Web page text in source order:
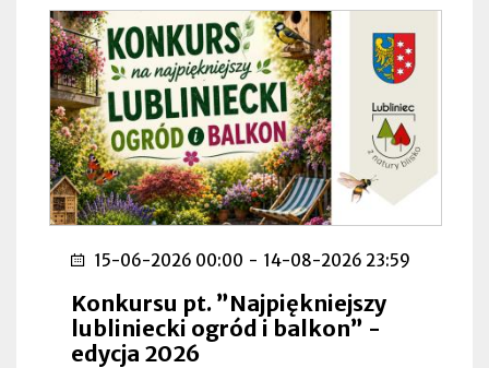
15-06-2026 00:00 - 14-08-2026 23:59
Konkursu pt. ”Najpiękniejszy
lubliniecki ogród i balkon” -
edycja 2026